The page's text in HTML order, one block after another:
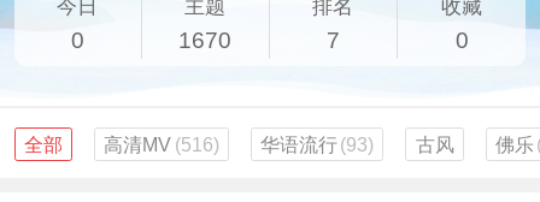
今日
0
主题
1670
排名
7
收藏
0
全部 高清MV (516) 华语流行(93) 古风 佛乐